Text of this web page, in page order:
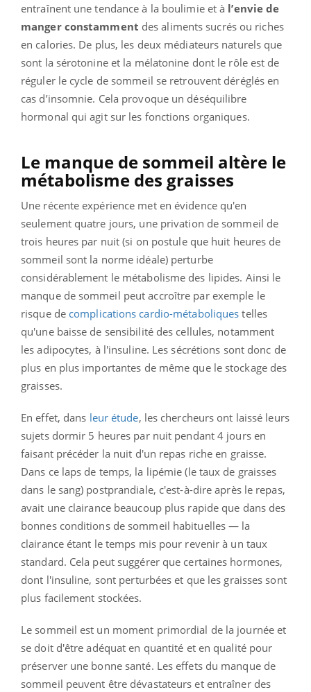
entraînent une tendance à la boulimie et à l’envie de
manger constamment des aliments sucrés ou riches
en calories. De plus, les deux médiateurs naturels que
sont la sérotonine et la mélatonine dont le rôle est de
réguler le cycle de sommeil se retrouvent déréglés en
cas d’insomnie. Cela provoque un déséquilibre
hormonal qui agit sur les fonctions organiques.
Le manque de sommeil altère le
métabolisme des graisses
Une récente expérience met en évidence qu'en
seulement quatre jours, une privation de sommeil de
trois heures par nuit (si on postule que huit heures de
sommeil sont la norme idéale) perturbe
considérablement le métabolisme des lipides. Ainsi le
manque de sommeil peut accroître par exemple le
risque de complications cardio-métaboliques telles
qu'une baisse de sensibilité des cellules, notamment
les adipocytes, à l'insuline. Les sécrétions sont donc de
plus en plus importantes de même que le stockage des
graisses.
En effet, dans leur étude, les chercheurs ont laissé leurs
sujets dormir 5 heures par nuit pendant 4 jours en
faisant précéder la nuit d'un repas riche en graisse.
Dans ce laps de temps, la lipémie (le taux de graisses
dans le sang) postprandiale, c'est-à-dire après le repas,
avait une clairance beaucoup plus rapide que dans des
bonnes conditions de sommeil habituelles — la
clairance étant le temps mis pour revenir à un taux
standard. Cela peut suggérer que certaines hormones,
dont l'insuline, sont perturbées et que les graisses sont
plus facilement stockées.
Le sommeil est un moment primordial de la journée et
se doit d'être adéquat en quantité et en qualité pour
préserver une bonne santé. Les effets du manque de
sommeil peuvent être dévastateurs et entraîner des